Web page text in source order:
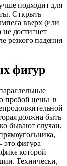
подходит для
Открыть
вверх (или
достигнет
резкого падения
фигур
пробой цены, в
должна быть
бывают случаи,
это фигура
которой
Технически,